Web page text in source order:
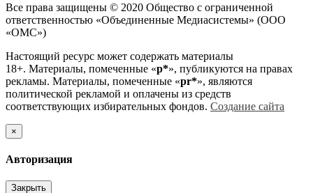
Все права защищены © 2020 Общество с ограниченной
ответственностью «Объединенные Медиасистемы» (ООО
«ОМС»)
Настоящий ресурс может содержать материалы
18+. Материалы, помеченные «р*», публикуются на правах
рекламы. Материалы, помеченные «рr*», являются
политической рекламой и оплачены из средств
соответствующих избирательных фондов. Создание сайта
×
Авторизация
Закрыть